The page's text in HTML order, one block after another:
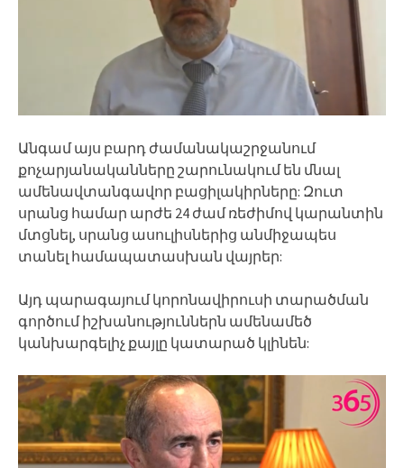
Անգամ այս բարդ ժամանակաշրջանում
քոչարյանականները շարունակում են մնալ
ամենավտանգավոր բացիլակիրները: Զուտ
սրանց համար արժե 24 ժամ ռեժիմով կարանտին
մտցնել, սրանց ասուլիսներից անմիջապես
տանել համապատասխան վայրեր:
Այդ պարագայում կորոնավիրուսի տարածման
գործում իշխանություններն ամենամեծ
կանխարգելիչ քայլը կատարած կլինեն: